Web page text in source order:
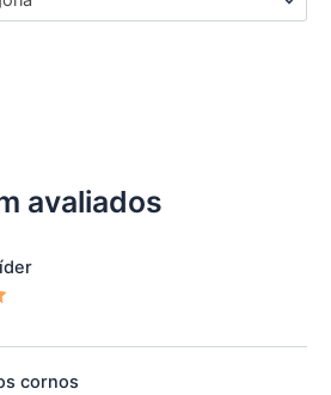
avaliados
cornos